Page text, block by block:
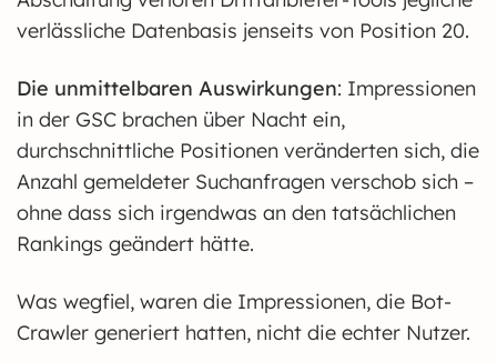
verlässliche Datenbasis jenseits von Position 20.
Die unmittelbaren Auswirkungen: Impressionen
in der GSC brachen über Nacht ein,
durchschnittliche Positionen veränderten sich, die
Anzahl gemeldeter Suchanfragen verschob sich –
ohne dass sich irgendwas an den tatsächlichen
Rankings geändert hätte.
Was wegfiel, waren die Impressionen, die Bot-
Crawler generiert hatten, nicht die echter Nutzer.